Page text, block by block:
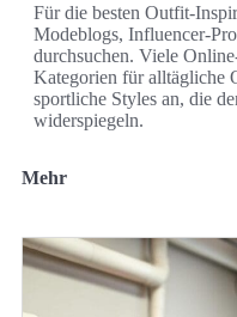
Für die besten Outfit-
Modeblogs, Influencer-
durchsuchen. Viele
Kategorien für alltägliche
sportliche Styles an, die
widerspiegeln.
Mehr